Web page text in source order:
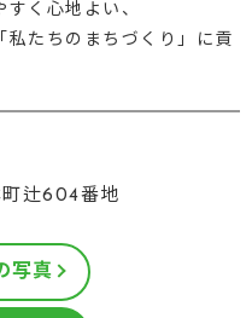
く心地よい、
私たちのまちづくり」に貢
辻604番地
写真